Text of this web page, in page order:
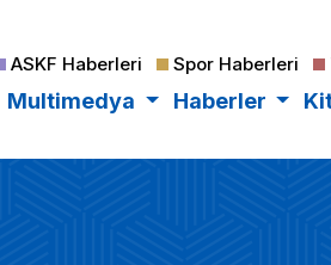
ASKF Haberleri Spor Haberleri
Multimedya Haberler